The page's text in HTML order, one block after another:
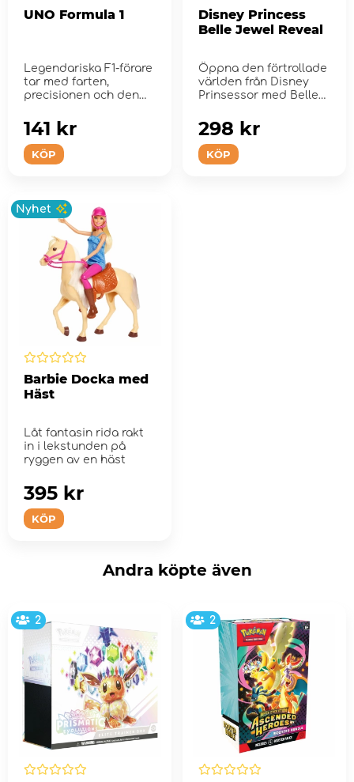
UNO Formula 1
Legendariska F1-förare
tar med farten,
precisionen och den
KÖP
141 kr
Disney Princess
Belle Jewel Reveal
Öppna den förtrollade
världen från Disney
Prinsessor med Belle
KÖP
298 kr
Nyhet
Barbie Docka med
Häst
Låt fantasin rida rakt
in i lekstunden på
ryggen av en häst
KÖP
395 kr
Andra köpte även
2 2